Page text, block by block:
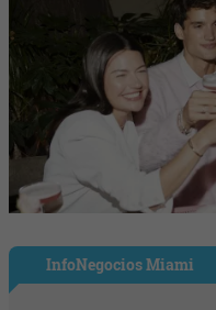
InfoNegocios Miami